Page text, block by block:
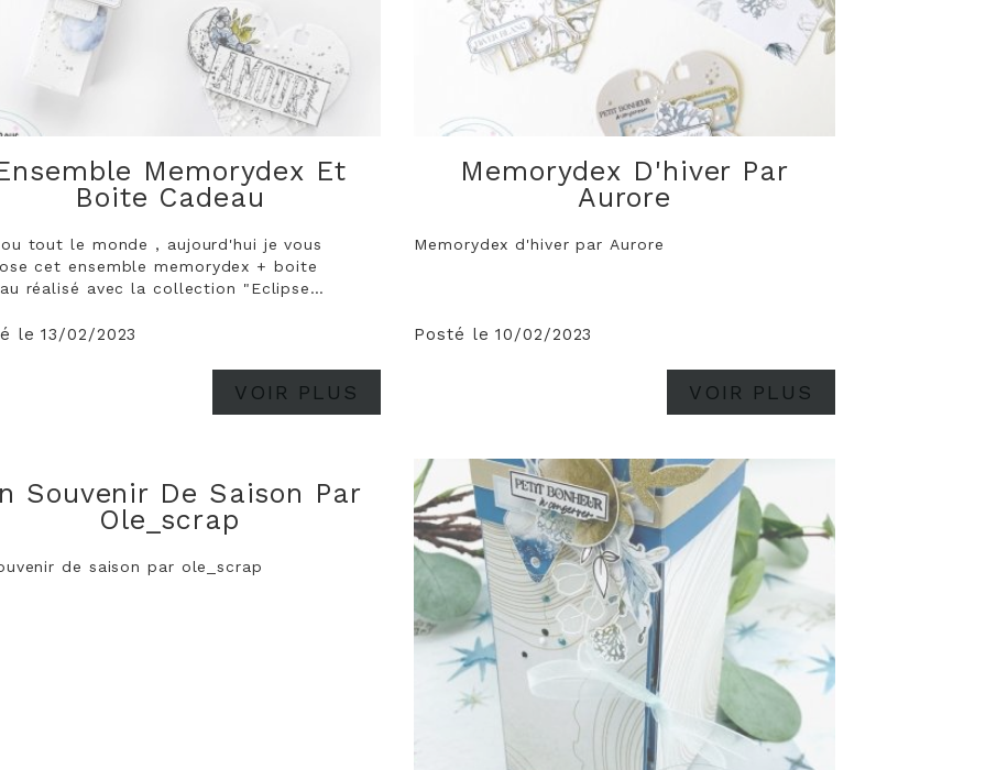
Memorydex Et
Boite Cadeau
tout le monde , aujourd'hui je vous
cet ensemble memorydex + boite
"Eclipse
d'utilisé un combo assez doux . Pour
le 13/02/2023
VOIR PLUS
Memorydex D'hiver Par
Aurore
Memorydex d'hiver par Aurore
Posté le 10/02/2023
VOIR PLUS
Souvenir De Saison Par
Ole_scrap
de saison par ole_scrap